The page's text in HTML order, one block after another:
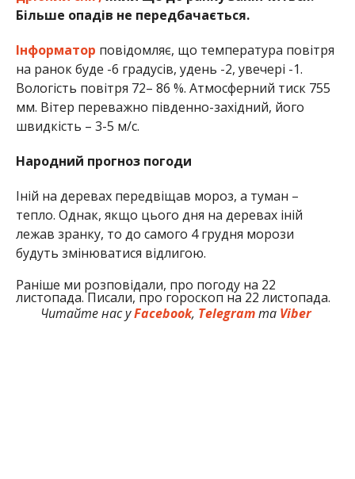
Більше опадів не передбачається.
Інформатор повідомляє, що температура повітря
на ранок буде -6 градусів, удень -2, увечері -1.
Вологість повітря 72– 86 %. Атмосферний тиск 755
мм. Вітер переважно південно-західний, його
швидкість – 3-5 м/с.
Народний прогноз погоди
Іній на деревах передвіщав мороз, а туман –
тепло. Однак, якщо цього дня на деревах іній
лежав зранку, то до самого 4 грудня морози
будуть змінюватися відлигою.
Раніше ми розповідали, про погоду на 22
листопада. Писали, про гороскоп на 22 листопада.
Читайте нас уFacebook, Telegramта Viber